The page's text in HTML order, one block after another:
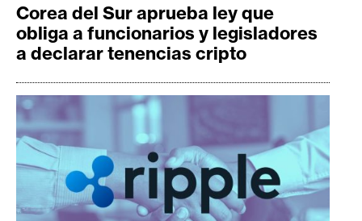
Corea del Sur aprueba ley que
obliga a funcionarios y legisladores
a declarar tenencias cripto